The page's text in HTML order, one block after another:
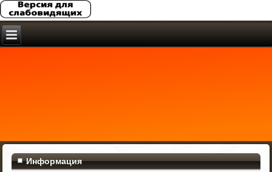
Информация